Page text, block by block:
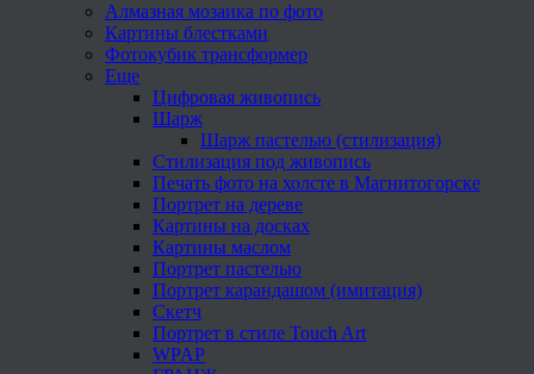
Алмазная мозаика по фото
Картины блестками
Фотокубик трансформер
Еще
Цифровая живопись
Шарж
Шарж пастелью (стилизация)
Стилизация под живопись
Печать фото на холсте в Магнитогорске
Портрет на дереве
Картины на досках
Картины маслом
Портрет пастелью
Портрет карандашом (имитация)
Скетч
Портрет в стиле Touch Art
WPAP